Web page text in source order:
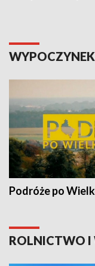
Podróże po
ROLNICTWO I